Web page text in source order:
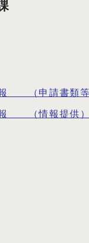
報 （申請書類
報 （情報提供